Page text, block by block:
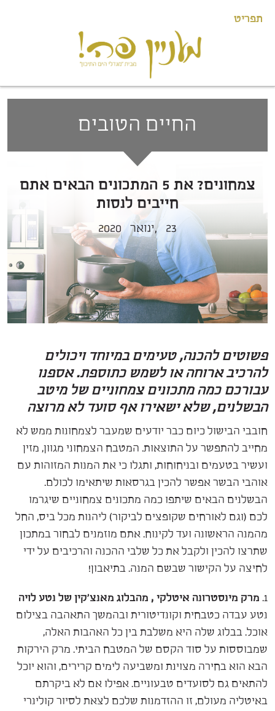
תפריט
החיים הטובים
צמחונים? את 5 המתכונים הבאים אתם
חייבים לנסות
23 ינואר, 2020
פשוטים להכנה, טעימים במיוחד ויכולים
להרכיב ארוחה או לשמש כתוספת. אספנו
עבורכם כמה מתכונים צמחוניים של מיטב
הבשלנים, שלא ישאירו אף סועד לא מרוצה
חובבי הבישול כיום כבר יודעים שמעבר לצמחונות ממש לא
מחייב להתפשר על התוצאות. המטבח הצמחוני מגוון, מזין
ועשיר בטעמים ובניחוחות, ותגלו כי את המנות המזוהות עם
אוהבי הבשר אפשר להכין בגרסאות שיתאימו לכולם.
הבשלנים הבאים שיתפו כמה מתכונים צמחוניים שיגרמו
לכם (וגם לאורחים שקופצים לביקור) ליהנות מכל ביס, החל
מהמנה הראשונה ועד לקינוח. אתם מוזמנים לבחור במתכון
שתרצו להכין ולקבל את כל שלבי ההכנה והרכיבים על ידי
לחיצה על הקישור שבשם המנה. בתיאבון!
1. מרק מינסטרונה איטלקי , מהבלוג מאנצ'קין של נטע לויה
נטע עבדה כטבחית וקונדיטורית ובהמשך התאהבה בצילום
אוכל. בבלוג שלה היא משלבת בין כל האהבות האלה,
שמבוססות על סוד הקסם של המטבח הביתי. מרק הירקות
הבא הוא בחירה מצוינת ומשביעה לימים קרירים, והוא יוכל
להתאים גם לסועדים טבעוניים. אפילו אם לא ביקרתם
באיטליה מעולם, זו ההזדמנות שלכם לצאת לסיור קולינרי